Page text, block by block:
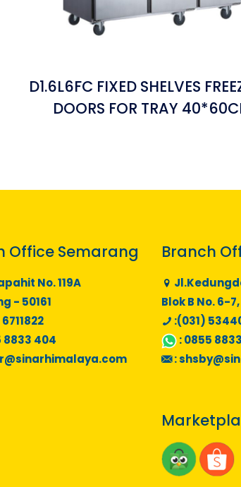
D1.6L6FC FIXED SHELVES
DOORS FOR TRAY
Office Semarang
No. 119A
- 50161
8833 404
Branch
Blok B No. 6-
:(031)
:0855
: